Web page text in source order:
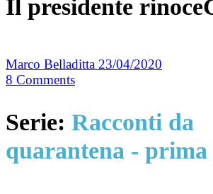
Il presidente
Marco Belladitta 23/04/2020
8 Comments
Serie: Racconti da
quarantena -